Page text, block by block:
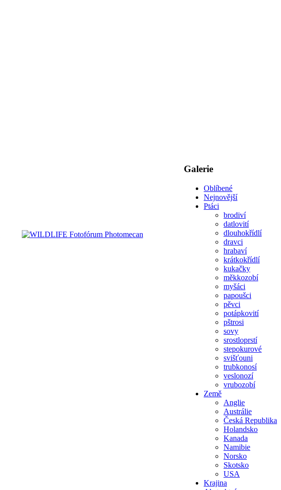
Galerie
Oblíbené
Nejnovější
Ptáci
brodiví
datlovití
dlouhokřídlí
dravci
hrabaví
krátkokřídlí
kukačky
měkkozobí
myšáci
papoušci
pěvci
potápkovití
pštrosi
sovy
srostloprstí
stepokurové
svišťouni
trubkonosí
veslonozí
vrubozobí
Země
Anglie
Austrálie
Česká Republika
Holandsko
Kanada
Namibie
Norsko
Skotsko
USA
Krajina